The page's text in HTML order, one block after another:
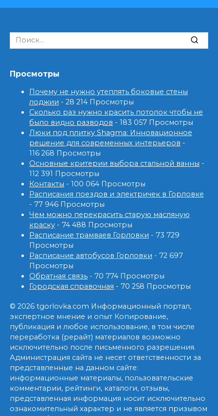
Search
for:
Просмотры
Почему не нужно утеплять боковые стены
лоджии - 28 214 Просмотры
Сколько раз нужно красить потолок чтобы не
было видно разводов - 183 057 Просмотры
Люки под плитку Shagma: Инновационное
решение для современных интерьеров -
116 268 Просмотры
Основные критерии выбора стальной ванны -
112 391 Просмотры
Контакты - 100 064 Просмотры
Расписания поездов и электричек в Горловке
- 77 946 Просмотры
Чем можно перекрасить старую масляную
краску - 74 488 Просмотры
Расписание трамваев Горловки - 73 729
Просмотры
Расписание автобусов Горловки - 72 697
Просмотры
Обратная связь - 70 774 Просмотры
Городская справочная - 70 258 Просмотры
© 2026 tgorlovka.com Информационный портал,
экспертное мнение и опыт Копирование,
публикация и любое использование, в том числе
переработка (рерайт) материалов возможно
исключительно после письменного разрешения.
Администрация сайта не несет ответственности за
представленные на данном сайте:
информационные материалы, пользовательские
комментарии, рейтинги, каталоги, отзывы,
представленная информация носит исключительно
ознакомительный характер и не является призывом